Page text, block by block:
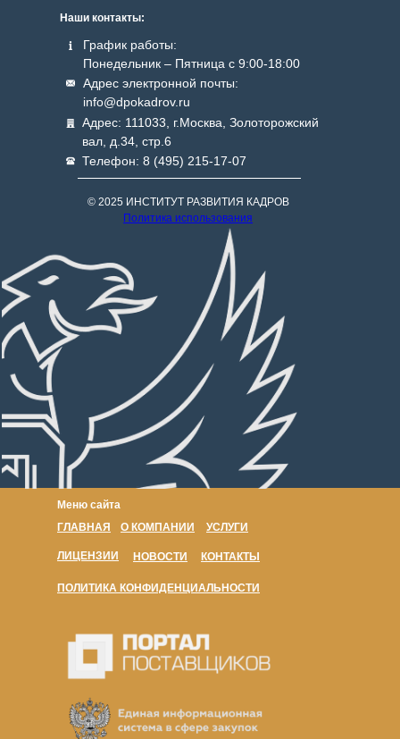
Меню сайта
Наши контакты:
График работы:
Понедельник – Пятница с 9:00-18:00
Адрес: 111033, г.Москва, Золоторожский
вал, д.34, стр.6
Телефон: 8 (495) 215-17-07
© 2025 ИНСТИТУТ РАЗВИТИЯ КАДРОВ
Политика использования
Адрес электронной почты:
info@dpokadrov.ru
ГЛАВНАЯ О КОМПАНИИ УСЛУГИ
ЛИЦЕНЗИИ НОВОСТИ КОНТАКТЫ
ПОЛИТИКА КОНФИДЕНЦИАЛЬНОСТИ